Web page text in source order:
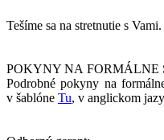
Tešíme sa na stretnutie s Vami.
POKYNY NA FORMÁLNE
Podrobné pokyny na
v šablóne Tu, v anglickom